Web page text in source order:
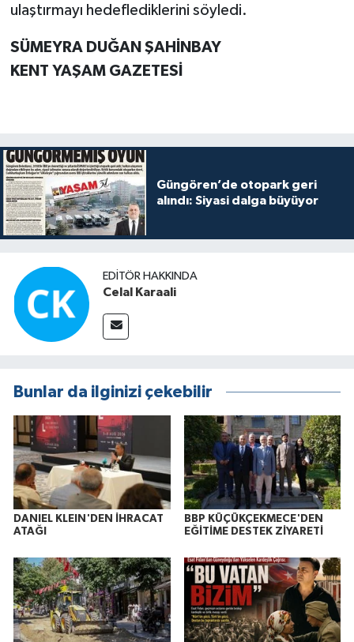
ulaştırmayı hedeflediklerini söyledi.
SÜMEYRA DUĞAN ŞAHİNBAY
KENT YAŞAM GAZETESİ
Güngören’de otopark geri
alındı: Siyasi dalga büyüyor
EDITÖR HAKKINDA
Celal Karaali
Bunlar da ilginizi çekebilir
DANIEL KLEIN'DEN İHRACAT
ATAĞI
BBP KÜÇÜKÇEKMECE'DEN
EĞİTİME DESTEK ZİYARETİ